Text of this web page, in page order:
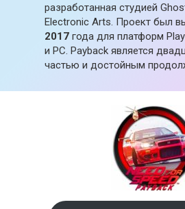
разработанная студией
Electronic Arts. Проект был
2017 года для платформ
и PC. Payback является
частью и достойным